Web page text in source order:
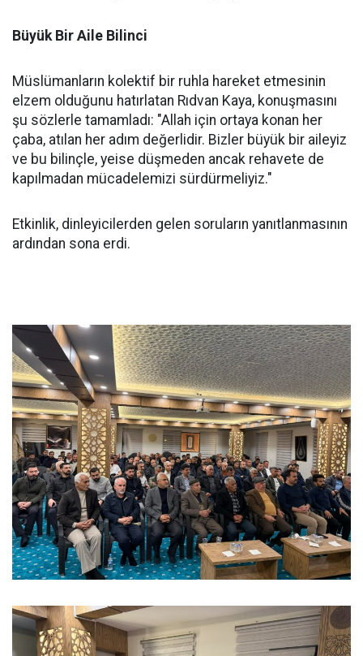
Büyük Bir Aile Bilinci
Müslümanların kolektif bir ruhla hareket etmesinin
elzem olduğunu hatırlatan Rıdvan Kaya, konuşmasını
şu sözlerle tamamladı: "Allah için ortaya konan her
çaba, atılan her adım değerlidir. Bizler büyük bir aileyiz
ve bu bilinçle, yeise düşmeden ancak rehavete de
kapılmadan mücadelemizi sürdürmeliyiz."
Etkinlik, dinleyicilerden gelen soruların yanıtlanmasının
ardından sona erdi.